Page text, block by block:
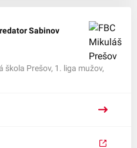
Sabinov
škola Prešov, 1. liga mužov,